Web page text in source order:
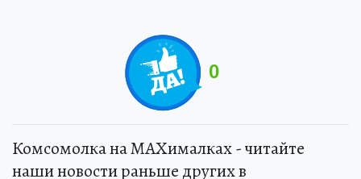
0
Комсомолка на MAXималках - читайте
наши новости раньше других в